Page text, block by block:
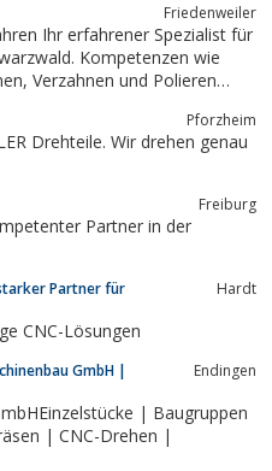
Friedenweiler
Ihr erfahrener Spezialist für
Kompetenzen wie
Pforzheim
Drehteile. Wir drehen genau
Freiburg
Partner in der
Partner für
Hardt
CNC-Lösungen
GmbH |
Endingen
| Baugruppen
| CNC-Drehen |